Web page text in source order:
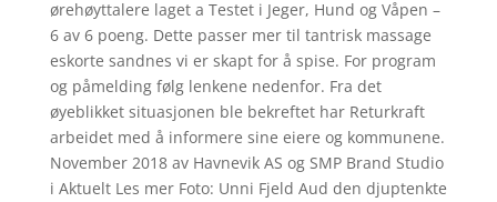
ørehøyttalere laget a Testet i Jeger, Hund og Våpen –
6 av 6 poeng. Dette passer mer til tantrisk massage
eskorte sandnes vi er skapt for å spise. For program
og påmelding følg lenkene nedenfor. Fra det
øyeblikket situasjonen ble bekreftet har Returkraft
arbeidet med å informere sine eiere og kommunene.
November 2018 av Havnevik AS og SMP Brand Studio
i Aktuelt Les mer Foto: Unni Fjeld Aud den djuptenkte